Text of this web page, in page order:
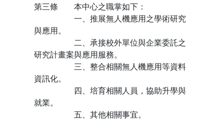
第三條 本中心之職掌如下：
一、推展無人機應用之學術研究
與應用。
二、承接校外單位與企業委託之
研究計畫案與應用服務。
三、整合相關無人機應用等資料
資訊化。
四、培育相關人員，協助升學與
就業。
五、其他相關事宜。